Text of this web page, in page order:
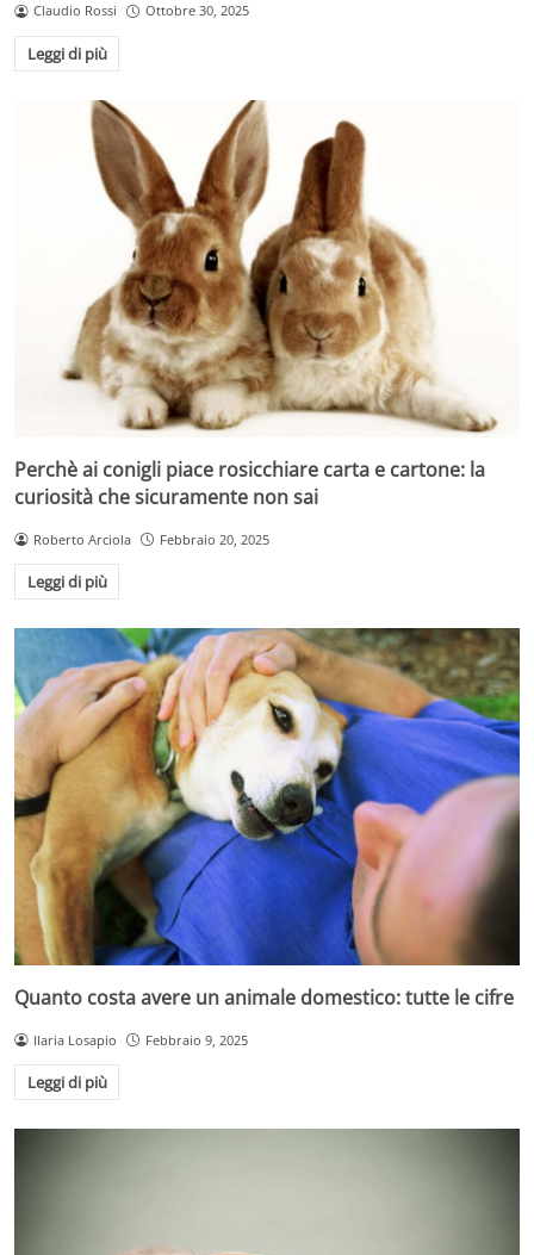
Claudio Rossi Ottobre 30, 2025
Leggi di più
Perchè ai conigli piace rosicchiare carta e cartone: la
curiosità che sicuramente non sai
Roberto Arciola Febbraio 20, 2025
Leggi di più
Quanto costa avere un animale domestico: tutte le cifre
Ilaria Losapio Febbraio 9, 2025
Leggi di più